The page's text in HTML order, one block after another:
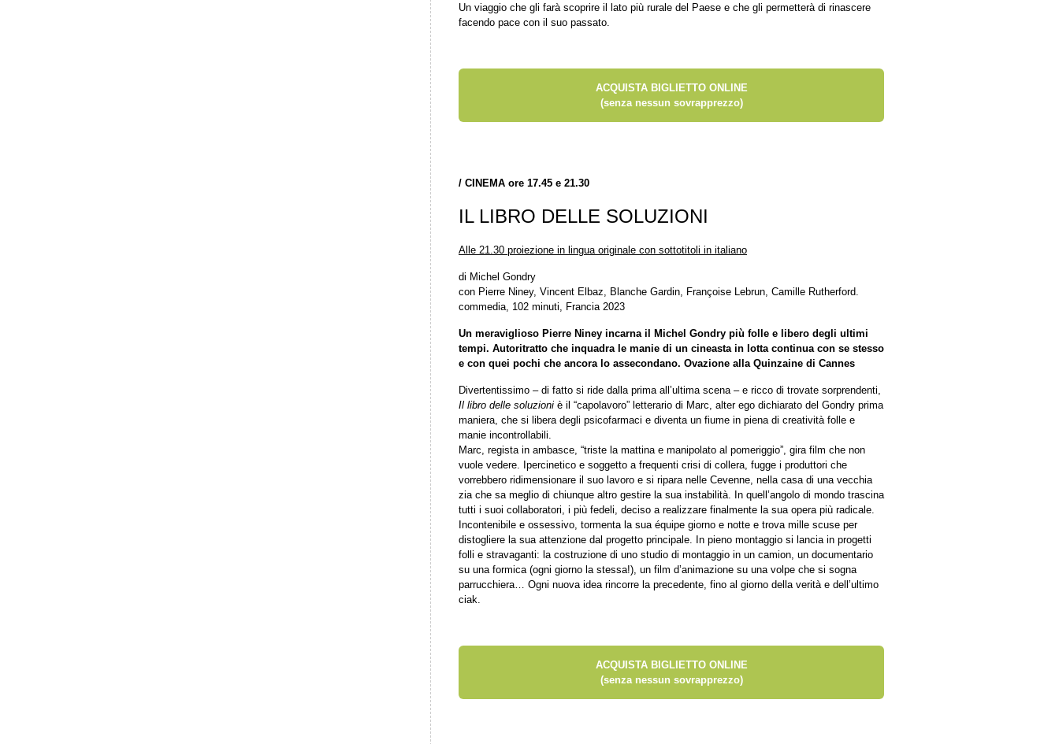
Un viaggio che gli farà scoprire il lato più rurale del Paese e che gli permetterà di rinascere
facendo pace con il suo passato.
ACQUISTA BIGLIETTO ONLINE
(senza nessun sovrapprezzo)
/ CINEMA ore 17.45 e 21.30
IL LIBRO DELLE SOLUZIONI
Alle 21.30 proiezione in lingua originale con sottotitoli in italiano
di Michel Gondry
con Pierre Niney, Vincent Elbaz, Blanche Gardin, Françoise Lebrun, Camille Rutherford.
commedia, 102 minuti, Francia 2023
Un meraviglioso Pierre Niney incarna il Michel Gondry più folle e libero degli ultimi
tempi. Autoritratto che inquadra le manie di un cineasta in lotta continua con se stesso
e con quei pochi che ancora lo assecondano. Ovazione alla Quinzaine di Cannes
Divertentissimo – di fatto si ride dalla prima all’ultima scena – e ricco di trovate sorprendenti,
Il libro delle soluzioni è il “capolavoro” letterario di Marc, alter ego dichiarato del Gondry prima
maniera, che si libera degli psicofarmaci e diventa un fiume in piena di creatività folle e
manie incontrollabili.
Marc, regista in ambasce, “triste la mattina e manipolato al pomeriggio”, gira film che non
vuole vedere. Ipercinetico e soggetto a frequenti crisi di collera, fugge i produttori che
vorrebbero ridimensionare il suo lavoro e si ripara nelle Cevenne, nella casa di una vecchia
zia che sa meglio di chiunque altro gestire la sua instabilità. In quell’angolo di mondo trascina
tutti i suoi collaboratori, i più fedeli, deciso a realizzare finalmente la sua opera più radicale.
Incontenibile e ossessivo, tormenta la sua équipe giorno e notte e trova mille scuse per
distogliere la sua attenzione dal progetto principale. In pieno montaggio si lancia in progetti
folli e stravaganti: la costruzione di uno studio di montaggio in un camion, un documentario
su una formica (ogni giorno la stessa!), un film d’animazione su una volpe che si sogna
parrucchiera… Ogni nuova idea rincorre la precedente, fino al giorno della verità e dell’ultimo
ciak.
ACQUISTA BIGLIETTO ONLINE
(senza nessun sovrapprezzo)